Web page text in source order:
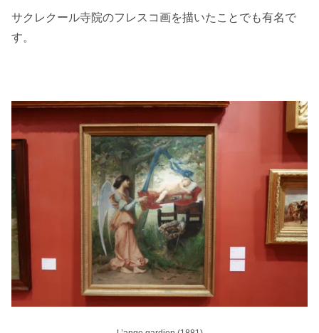
サクレクール寺院のフレスコ画を描いたことでも有名で
す。